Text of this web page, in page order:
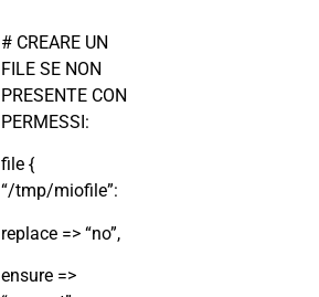
# CREARE UN
FILE SE NON
PRESENTE CON
PERMESSI:
file {
“/tmp/miofile”:
replace => “no”,
ensure =>